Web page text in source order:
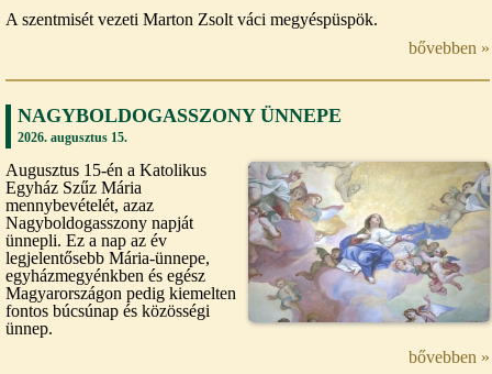
A szentmisét vezeti Marton Zsolt váci megyéspüspök.
bővebben »
NAGYBOLDOGASSZONY ÜNNEPE
2026. augusztus 15.
Augusztus 15-én a Katolikus
Egyház Szűz Mária
mennybevételét, azaz
Nagyboldogasszony napját
ünnepli. Ez a nap az év
legjelentősebb Mária-ünnepe,
egyházmegyénkben és egész
Magyarországon pedig kiemelten
fontos búcsúnap és közösségi
ünnep.
bővebben »